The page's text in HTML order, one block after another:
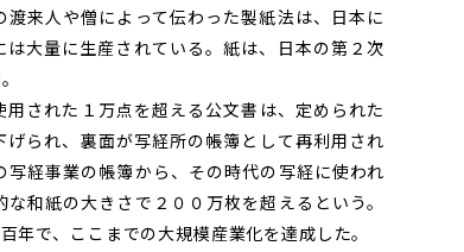
来人や僧によって伝わった製紙法は、日本に
大量に生産されている。紙は、日本の第２次
された１万点を超える公文書は、定められた
られ、裏面が写経所の帳簿として再利用され
経事業の帳簿から、その時代の写経に使われ
和紙の大きさで２００万枚を超えるという。
年で、ここまでの大規模産業化を達成した。